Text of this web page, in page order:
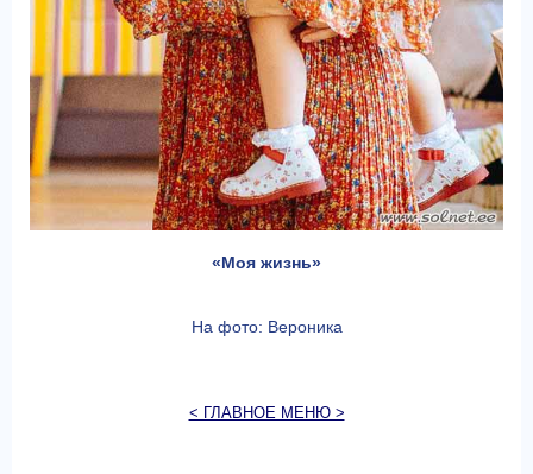
«Моя жизнь»
На фото: Вероника
< ГЛАВНОЕ МЕНЮ >